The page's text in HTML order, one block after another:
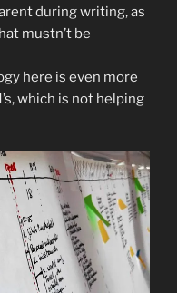
during writing, as
mustn’t be
here is even more
which is not helping